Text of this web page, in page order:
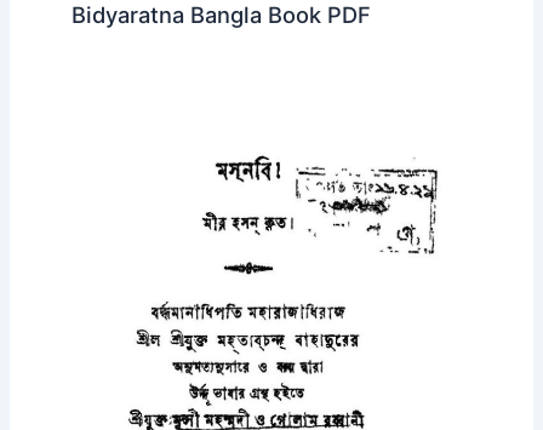
Bidyaratna Bangla Book PDF